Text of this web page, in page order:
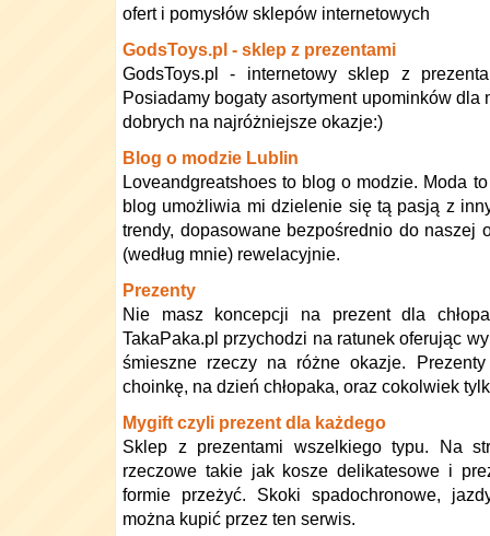
ofert i pomysłów sklepów internetowych
GodsToys.pl - sklep z prezentami
GodsToys.pl - internetowy sklep z
Posiadamy bogaty asortyment upominków dla
dobrych na najróżniejsze okazje:)
Blog o modzie Lublin
Loveandgreatshoes to blog o modzie. Moda
blog umożliwia mi dzielenie się tą pasją z
trendy, dopasowane bezpośrednio do naszej
(według mnie) rewelacyjnie.
Prezenty
Nie masz koncepcji na prezent dla
TakaPaka.pl przychodzi na ratunek oferując
śmieszne rzeczy na różne okazje.
choinkę, na dzień chłopaka, oraz cokolwiek
Mygift czyli prezent dla każdego
Sklep z prezentami wszelkiego typu. Na
rzeczowe takie jak kosze delikatesowe i
formie przeżyć. Skoki spadochronowe,
można kupić przez ten serwis.